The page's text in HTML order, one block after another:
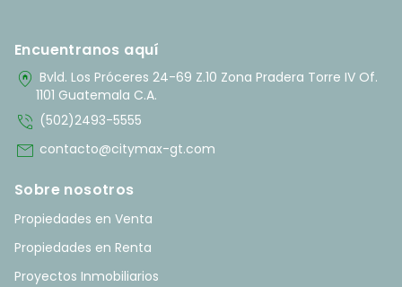
Encuentranos aquí
home_pin Bvld. Los Próceres 24-69 Z.10 Zona Pradera Torre IV Of.
1101 Guatemala C.A.
phone_in_talk (502)2493-5555
mail contacto@citymax-gt.com
Sobre nosotros
Propiedades en Venta
Propiedades en Renta
Proyectos Inmobiliarios